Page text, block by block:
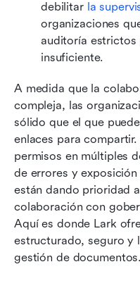
debilitar la
organizaciones
auditoría estrictos
insuficiente.
A medida que la
compleja, las
sólido que el que
enlaces para
permisos en múltiples
de errores y
están dando prioridad
colaboración con
Aquí es donde Lark
estructurado, seguro y
gestión de documentos.